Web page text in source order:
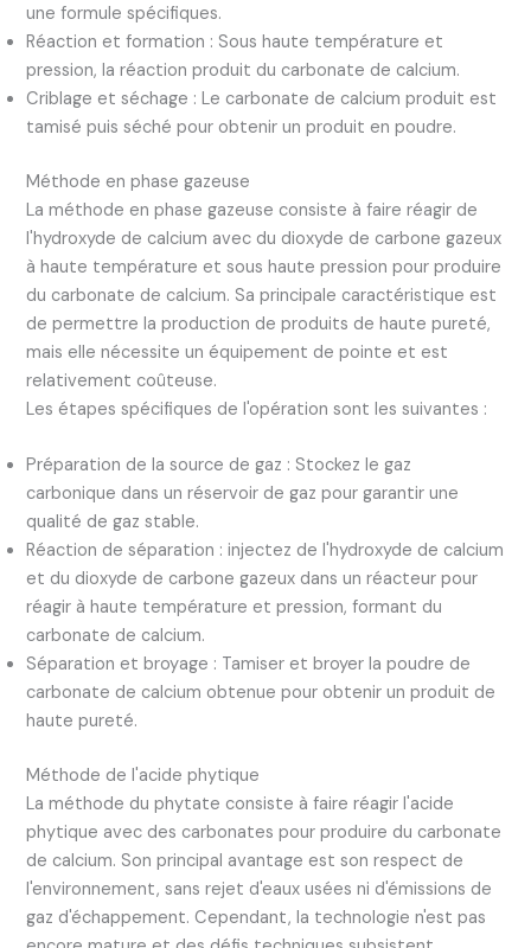
une formule spécifiques.
Réaction et formation : Sous haute température et
pression, la réaction produit du carbonate de calcium.
Criblage et séchage : Le carbonate de calcium produit est
tamisé puis séché pour obtenir un produit en poudre.
Méthode en phase gazeuse
La méthode en phase gazeuse consiste à faire réagir de
l'hydroxyde de calcium avec du dioxyde de carbone gazeux
à haute température et sous haute pression pour produire
du carbonate de calcium. Sa principale caractéristique est
de permettre la production de produits de haute pureté,
mais elle nécessite un équipement de pointe et est
relativement coûteuse.
Les étapes spécifiques de l'opération sont les suivantes :
Préparation de la source de gaz : Stockez le gaz
carbonique dans un réservoir de gaz pour garantir une
qualité de gaz stable.
Réaction de séparation : injectez de l'hydroxyde de calcium
et du dioxyde de carbone gazeux dans un réacteur pour
réagir à haute température et pression, formant du
carbonate de calcium.
Séparation et broyage : Tamiser et broyer la poudre de
carbonate de calcium obtenue pour obtenir un produit de
haute pureté.
Méthode de l'acide phytique
La méthode du phytate consiste à faire réagir l'acide
phytique avec des carbonates pour produire du carbonate
de calcium. Son principal avantage est son respect de
l'environnement, sans rejet d'eaux usées ni d'émissions de
gaz d'échappement. Cependant, la technologie n'est pas